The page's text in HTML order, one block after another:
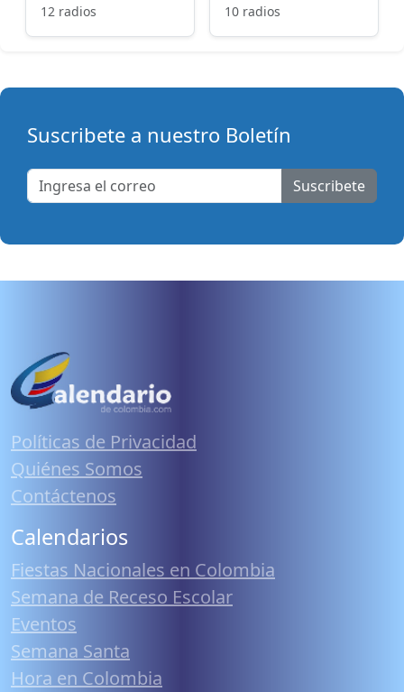
12 radios 10 radios
Suscribete a nuestro Boletín
Suscribete
Políticas de Privacidad
Quiénes Somos
Contáctenos
Calendarios
Fiestas Nacionales en Colombia
Semana de Receso Escolar
Eventos
Semana Santa
Hora en Colombia